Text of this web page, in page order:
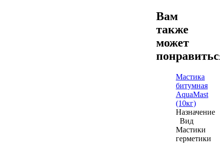
Вам
также
может
Мастика
битумная
AquaMast
(10кг)
Назначение
Вид
Мастики
герметики